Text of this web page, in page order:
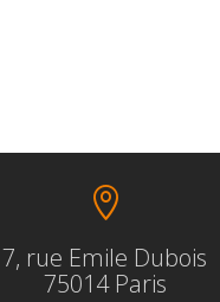

7, rue Emile Dubois
75014 Paris